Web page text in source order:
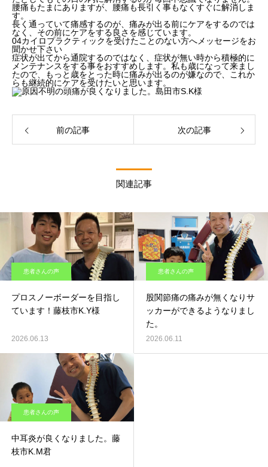
腰痛もたまにありますが、腰痛も長引く事もなくすぐに解消しま
す。
長く通っていて痛感するのが、痛みが出る前にケアをするのでは
なく、その前にケアをする良さを感じています。
04カイロプラクティックを受けたことのない方へメッセージをお
聞かせ下さい
症状が出てから通院するのではなく、症状が無い時から積極的に
メンテナンスをする事をおすすめします。私も歳になって来まし
たので、もっと歳をとった時に痛みが出るのが嫌なので、これか
らも継続的にケアを受けたいと思います。
前の記事 次の記事
関連記事
患者さんの声
プロスノーボーダーを目指し
ています！藤枝市K.Y様
2026.06.13
患者さんの声
股関節痛の痛みが無くなりサ
ッカーができるようなりまし
た。
2026.06.11
患者さんの声
中耳炎が良くなりました。藤
枝市K.M君